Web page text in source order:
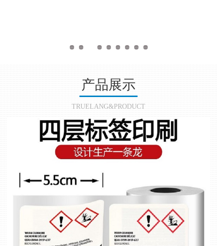
产品展示
TRUELANG&PRODUCT